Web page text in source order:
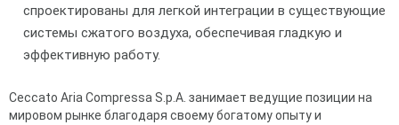
спроектированы для легкой интеграции в существующие
системы сжатого воздуха, обеспечивая гладкую и
эффективную работу.
Ceccato Aria Compressa S.p.A. занимает ведущие позиции на
мировом рынке благодаря своему богатому опыту и